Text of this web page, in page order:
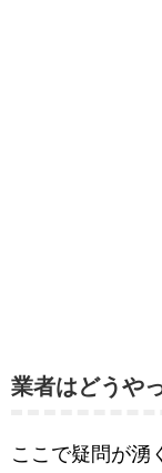
業者はどうや
ここで疑問が湧